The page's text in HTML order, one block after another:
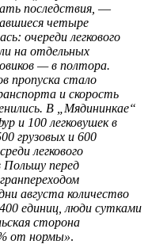
последствия, —
четыре
очереди легкового
на отдельных
— в полтора.
пропуска стало
и скорость
В „Мядининкае“
и 100 легковушек в
грузовых и 600
легкового
Польшу перед
августа количество
единиц, люди сутками
сторона
от нормы».